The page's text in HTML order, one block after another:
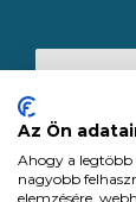
Az Ön
Ahogy a legtöbb
nagyobb
elemzésére,